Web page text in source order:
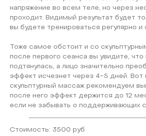
напряжение во всем теле, но через
проходит. Видимый результат будет
вы будете тренироваться регулярно и
Тоже самое обстоит и со
после первого сеанса вы увидите, что
подтянулась, а лицо значительно
эффект исчезнет через 4-5 дней. Вот
скульптурный массаж рекомендуем
после него эффект держится до 12
если не забывать о поддерживающих
Стоимость: 3500 руб